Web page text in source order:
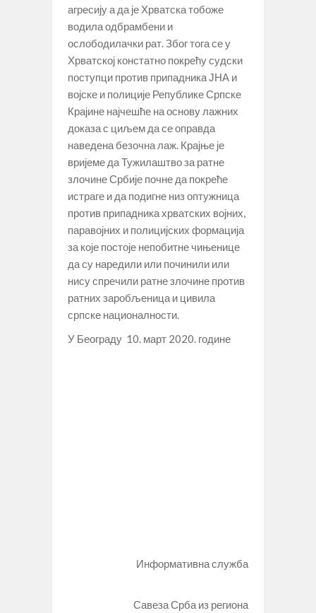
агресију а да је Хрватска тобоже
водила одбрамбени и
ослободилачки рат. Због тога се у
Хрватској констатно покрећу судски
поступци против припадника ЈНА и
војске и полиције Републике Српске
Крајине најчешће на основу лажних
доказа с циљем да се оправда
наведена безочна лаж. Крајње је
вријеме да Тужилаштво за ратне
злочине Србије почне да покреће
истраге и да подигне низ оптужница
против припадника хрватских војних,
паравојних и полицијских формација
за које постоје непобитне чињенице
да су наредили или починили или
нису спречили ратне злочине против
ратних заробљеница и цивила
српске националности.
У Београду 10. март 2020. године
Информативна служба
Савеза Срба из региона